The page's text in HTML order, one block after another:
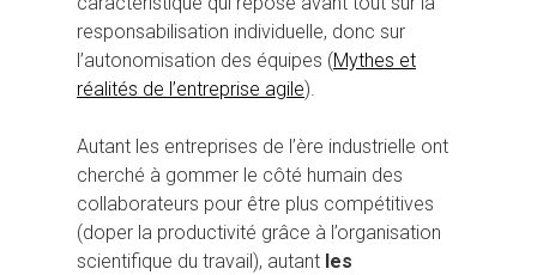
responsabilisation individuelle, donc sur
l’autonomisation des équipes (Mythes et
réalités de l’entreprise agile).
Autant les entreprises de l’ère industrielle ont
cherché à gommer le côté humain des
collaborateurs pour être plus compétitives
(doper la productivité grâce à l’organisation
scientifique du travail), autant les